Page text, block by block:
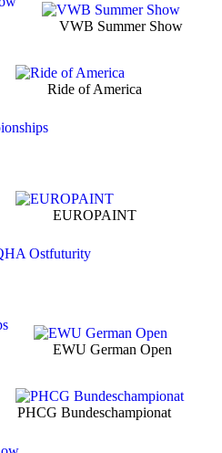
VWB Summer Show
Ride of America
EUROPAINT
EWU German Open
PHCG Bundeschampionat